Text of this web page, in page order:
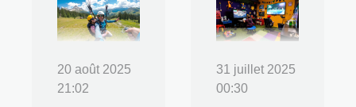
20 août 2025
21:02
31 juillet 2025
00:30